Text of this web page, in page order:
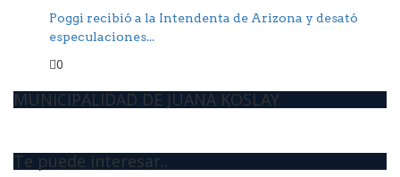
Poggi recibió a la Intendenta de Arizona y desató
especulaciones...
0
MUNICIPALIDAD DE JUANA KOSLAY
Te puede interesar..